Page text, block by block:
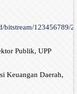
bitstream/123456789/
Publik, UPP
Keuangan Daerah,